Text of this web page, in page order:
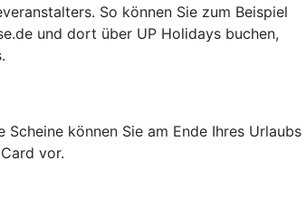
So können Sie zum Beispiel
und dort über UP Holidays buchen,
können Sie am Ende Ihres Urlaubs
vor.